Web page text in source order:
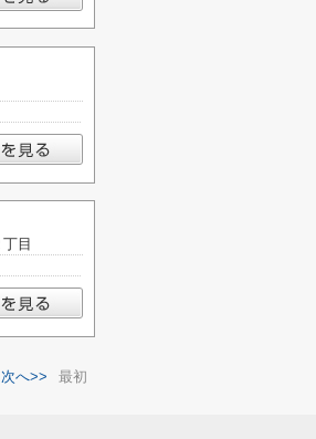
目
次へ>> 最初